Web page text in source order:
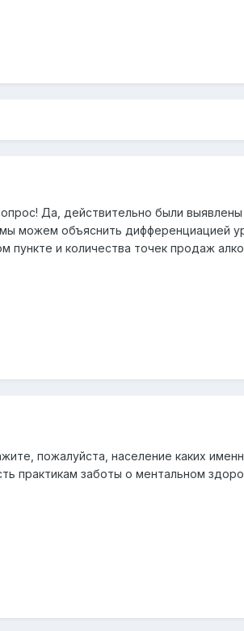
Да, действительно были выявлены
можем объяснить дифференциацией
пункте и количества точек продаж
пожалуйста, население каких
практикам заботы о ментальном